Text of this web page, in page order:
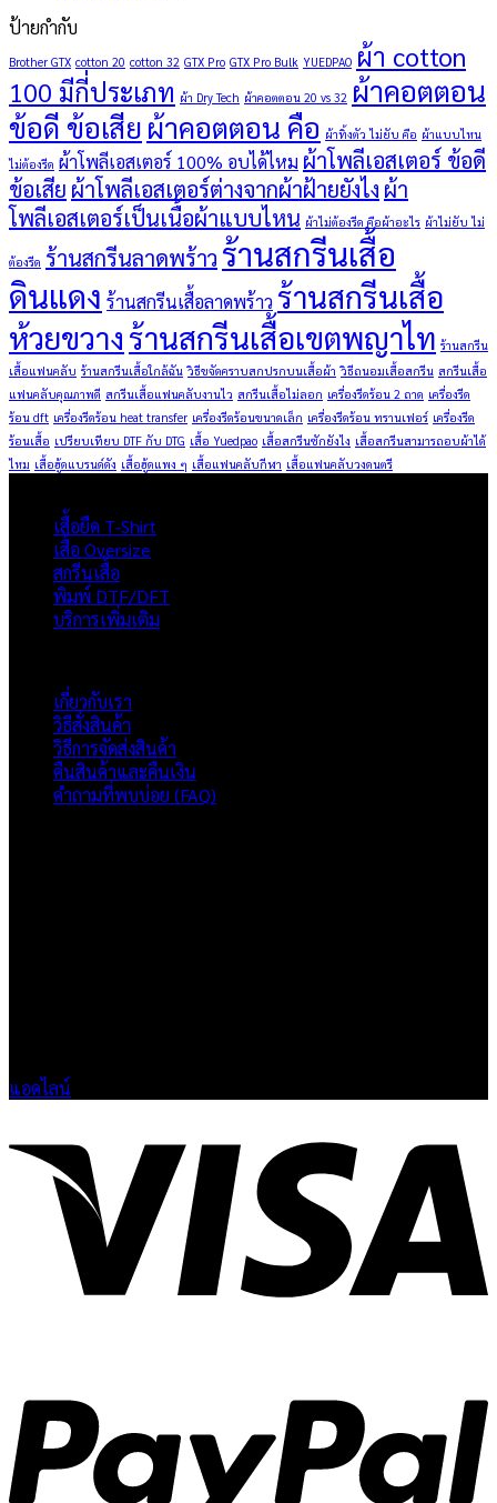
ป้ายกำกับ
Brother GTX cotton 20 cotton 32 GTX Pro GTX Pro Bulk YUEDPAO ผ้า cotton
100 มีกี่ประเภท ผ้า Dry Tech ผ้าคอตตอน 20 vs 32 ผ้าคอตตอน
ข้อดี ข้อเสีย ผ้าคอตตอน คือ ผ้าทิ้งตัว ไม่ยับ คือ ผ้าแบบไหน
ไม่ต้องรีด ผ้าโพลีเอสเตอร์ 100% อบได้ไหม ผ้าโพลีเอสเตอร์ ข้อดี
ข้อเสีย ผ้าโพลีเอสเตอร์ต่างจากผ้าฝ้ายยังไง ผ้า
โพลีเอสเตอร์เป็นเนื้อผ้าแบบไหน ผ้าไม่ต้องรีด คือผ้าอะไร ผ้าไม่ยับ ไม่
ต้องรีด ร้านสกรีนลาดพร้าว ร้านสกรีนเสื้อ
ดินแดง ร้านสกรีนเสื้อลาดพร้าว ร้านสกรีนเสื้อ
ห้วยขวางร้านสกรีนเสื้อเขตพญาไท ร้านสกรีน
เสื้อแฟนคลับ ร้านสกรีนเสื้อใกล้ฉัน วิธีขจัดคราบสกปรกบนเสื้อผ้า วิธีถนอมเสื้อสกรีน สกรีนเสื้อ
แฟนคลับคุณภาพดี สกรีนเสื้อแฟนคลับงานไว สกรีนเสื้อไม่ลอก เครื่องรีดร้อน 2 ถาด เครื่องรีด
ร้อน dft เครื่องรีดร้อน heat transfer เครื่องรีดร้อนขนาดเล็ก เครื่องรีดร้อน ทรานเฟอร์ เครื่องรีด
ร้อนเสื้อ เปรียบเทียบ DTF กับ DTG เสื้อ Yuedpao เสื้อสกรีนซักยังไง เสื้อสกรีนสามารถอบผ้าได้
ไหม เสื้อฮู้ดแบรนด์ดัง เสื้อฮู้ดแพง ๆ เสื้อแฟนคลับกีฬา เสื้อแฟนคลับวงดนตรี
เสื้อยืด T-Shirt
เสื้อ Oversize
สกรีนเสื้อ
พิมพ์ DTF/DFT
บริการเพิ่มเติม
เกี่ยวกับเรา
วิธีสั่งสินค้า
วิธีการจัดส่งสินค้า
คืนสินค้าและคืนเงิน
คำถามที่พบบ่อย (FAQ)
แอดไลน์